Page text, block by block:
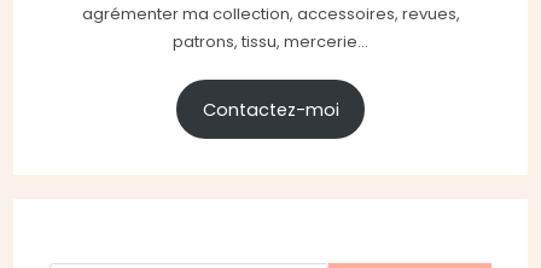
agrémenter ma collection, accessoires, revues,
patrons, tissu, mercerie...
Contactez-moi